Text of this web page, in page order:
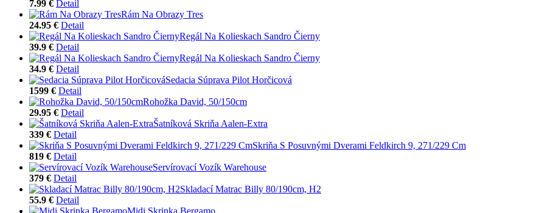
7.99 € Detail
Rám Na Obrazy Tres
24.95 € Detail
Regál Na Kolieskach Sandro Čierny
39.9 € Detail
Regál Na Kolieskach Sandro Čierny
34.9 € Detail
Sedacia Súprava Pilot Horčicová
1599 € Detail
Rohožka David, 50/150cm
29.95 € Detail
Šatníková Skriňa Aalen-Extra
339 € Detail
Skriňa S Posuvnými Dverami Feldkirch 9, 271/229 Cm
819 € Detail
Servírovací Vozík Warehouse
379 € Detail
Skladací Matrac Billy 80/190cm, H2
55.9 € Detail
Midi Skrinka Bergamo